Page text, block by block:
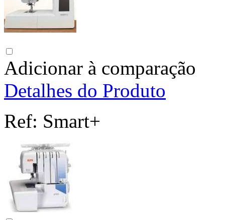
Adicionar à comparação
Detalhes do Produto
Ref: Smart+